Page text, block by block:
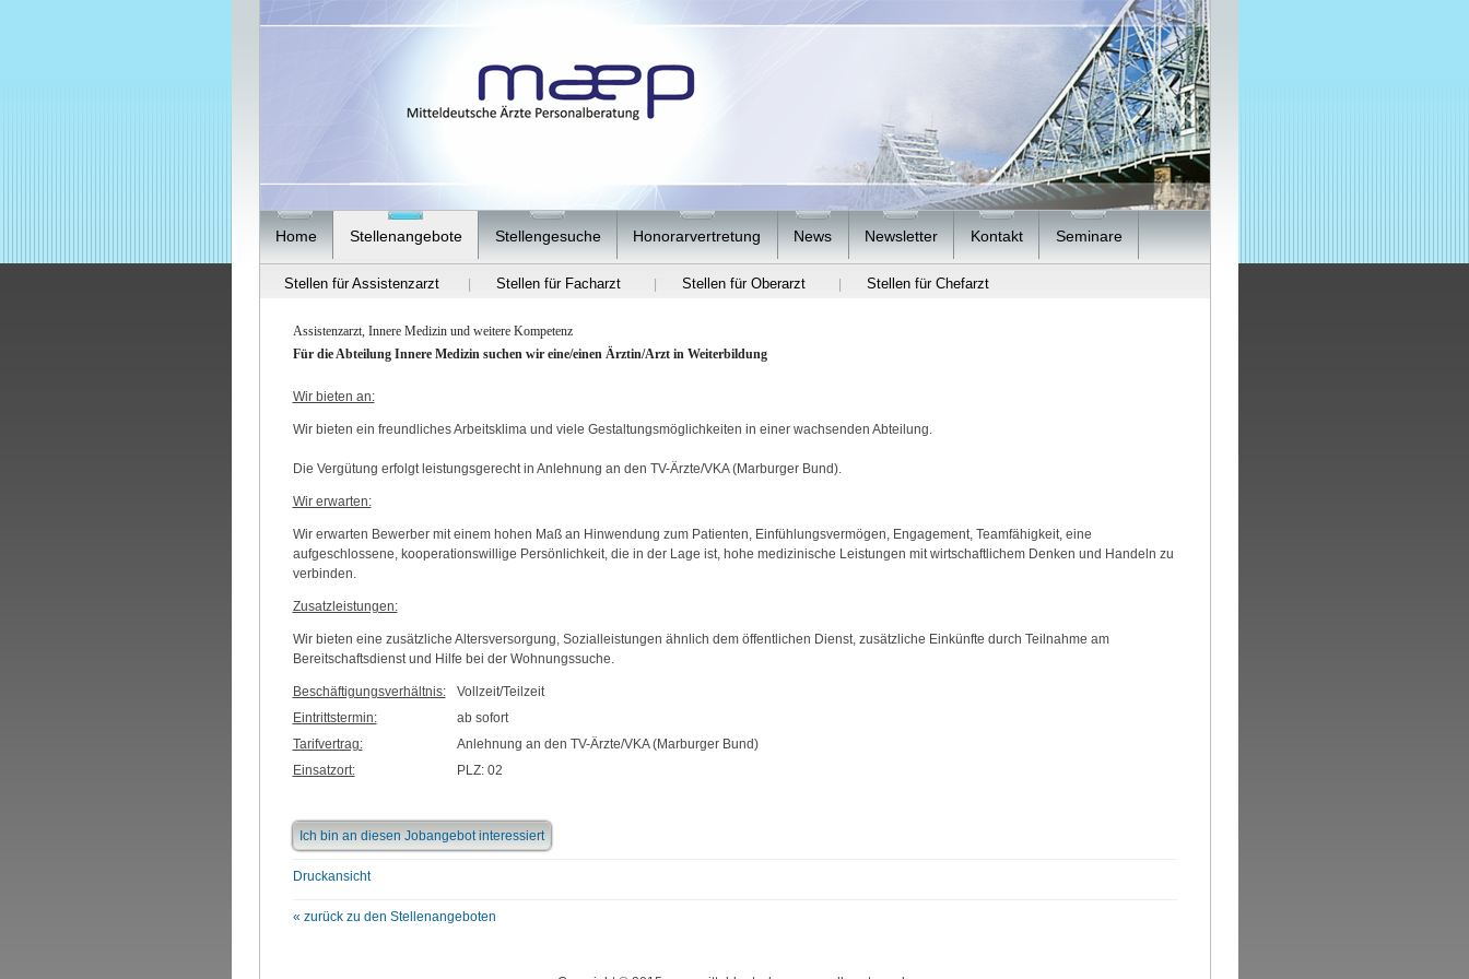
Home Stellenangebote Stellengesuche Honorarvertretung News Newsletter Kontakt Seminare
Stellen für Assistenzarzt Stellen für Facharzt Stellen für Oberarzt Stellen für Chefarzt
Assistenzarzt, Innere Medizin und weitere Kompetenz
Für die Abteilung Innere Medizin suchen wir eine/einen Ärztin/Arzt in Weiterbildung
Wir bieten an:
Wir bieten ein freundliches Arbeitsklima und viele Gestaltungsmöglichkeiten in einer wachsenden Abteilung.
Die Vergütung erfolgt leistungsgerecht in Anlehnung an den TV-Ärzte/VKA (Marburger Bund).
Wir erwarten:
Wir erwarten Bewerber mit einem hohen Maß an Hinwendung zum Patienten, Einfühlungsvermögen, Engagement, Teamfähigkeit, eine
aufgeschlossene, kooperationswillige Persönlichkeit, die in der Lage ist, hohe medizinische Leistungen mit wirtschaftlichem Denken und Handeln zu
verbinden.
Zusatzleistungen:
Wir bieten eine zusätzliche Altersversorgung, Sozialleistungen ähnlich dem öffentlichen Dienst, zusätzliche Einkünfte durch Teilnahme am
Bereitschaftsdienst und Hilfe bei der Wohnungssuche.
Beschäftigungsverhältnis:
Vollzeit/Teilzeit
Eintrittstermin:
ab sofort
Tarifvertrag:
Anlehnung an den TV-Ärzte/VKA (Marburger Bund)
Einsatzort:
PLZ: 02
Ich bin an diesen Jobangebot interessiert
Druckansicht
« zurück zu den Stellenangeboten